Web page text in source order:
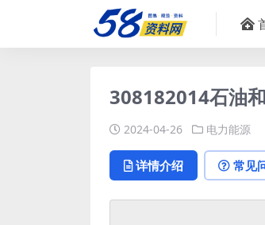
308182014石油
2024-04-26 电力能源
详情介绍 常见